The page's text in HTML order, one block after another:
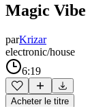
Magic Vibe
parKrizar
electronic/house
6:19
Acheter le titre